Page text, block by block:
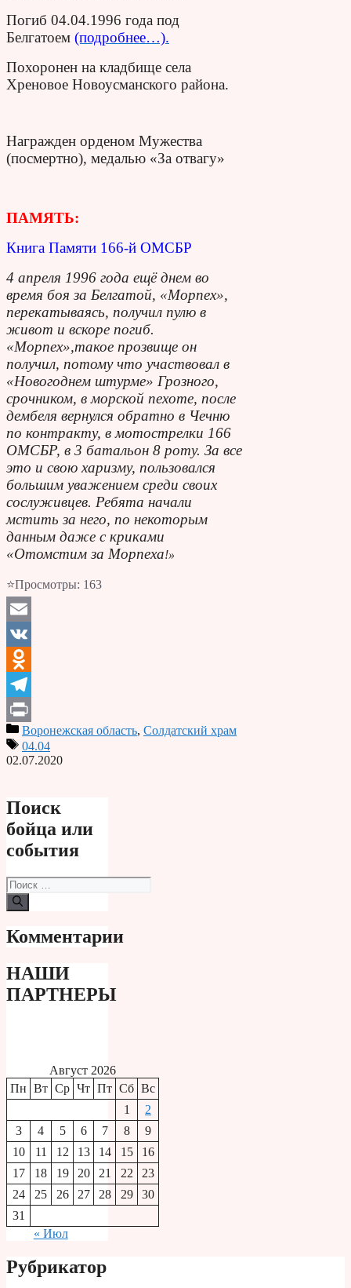
Погиб 04.04.1996 года под
Белгатоем (подробнее…).
Похоронен на кладбище села
Хреновое Новоусманского района.
Награжден орденом Мужества
(посмертно), медалью «За отвагу»
ПАМЯТЬ:
Книга Памяти 166-й ОМСБР
4 апреля 1996 года ещё днем во
время боя за Белгатой, «Морпех»,
перекатываясь, получил пулю в
живот и вскоре погиб.
«Морпех»,такое прозвище он
получил, потому что участвовал в
«Новогоднем штурме» Грозного,
срочником, в морской пехоте, после
дембеля вернулся обратно в Чечню
по контракту, в мотострелки 166
ОМСБР, в 3 батальон 8 роту. За все
это и свою харизму, пользовался
большим уважением среди своих
сослуживцев. Ребята начали
мстить за него, по некоторым
данным даже с криками
«Отомстим за Морпеха!»
⭐Просмотры: 163
Email
VK
Odnoklassniki
Telegram
PrintВоронежская область, Солдатский храм
04.04
02.07.2020
Поиск
бойца или
события
Поиск:
Комментарии
НАШИ
ПАРТНЕРЫ
Август 2026
Пн Вт Ср Чт Пт Сб Вс
1
2
3
4 5 6 7 8
9
10
11 12 13 14 15
16
17
18 19 20 21 22
23
24
25 26 27 28 29
30
31
« Июл
Рубрикатор